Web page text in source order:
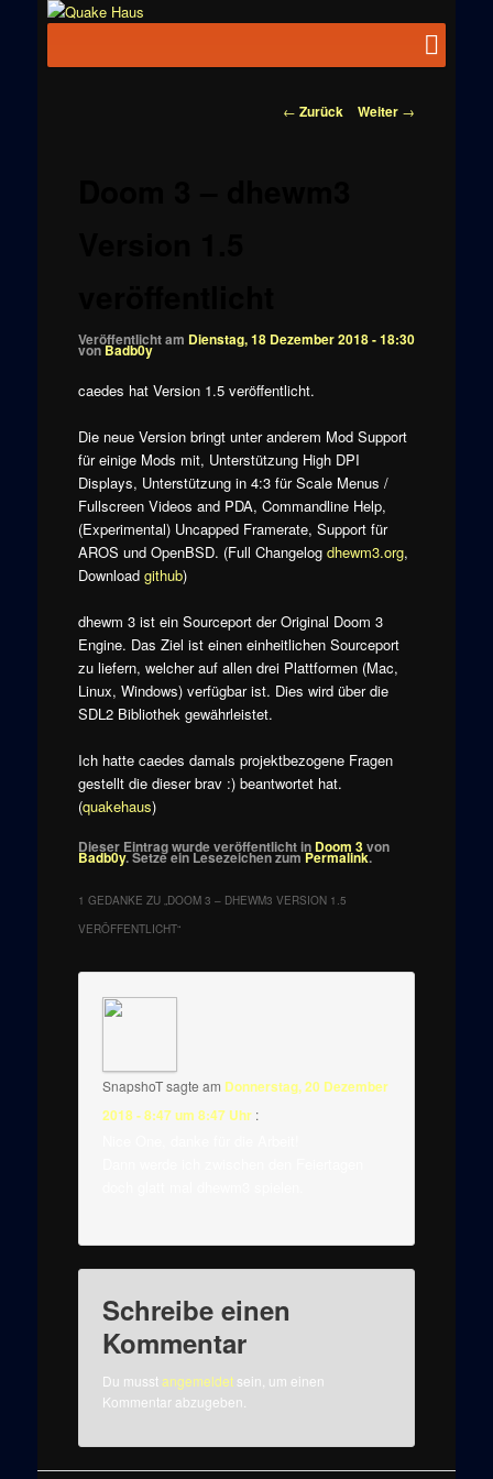
News zu
Beitragsnavigation
← Zurück Weiter →
Veröffentlicht am Dienstag, 18 Dezember 2018 - 18:30
vonBadb0y
caedes hat Version 1.5 veröffentlicht.
Die neue Version bringt unter anderem Mod Support
für einige Mods mit, Unterstützung High DPI
Displays, Unterstützung in 4:3 für Scale Menus /
Fullscreen Videos and PDA, Commandline Help,
(Experimental) Uncapped Framerate, Support für
AROS und OpenBSD. (Full Changelog dhewm3.org,
Download github)
dhewm 3 ist ein Sourceport der Original Doom 3
Engine. Das Ziel ist einen einheitlichen Sourceport
zu liefern, welcher auf allen drei Plattformen (Mac,
Linux, Windows) verfügbar ist. Dies wird über die
SDL2 Bibliothek gewährleistet.
Ich hatte caedes damals projektbezogene Fragen
gestellt die dieser brav :) beantwortet hat.
(quakehaus)
Dieser Eintrag wurde veröffentlicht in Doom 3von
Badb0y. Setze ein Lesezeichen zumPermalink.
1 GEDANKE ZU „DOOM 3 – DHEWM3 VERSION 1.5
VERÖFFENTLICHT“
SnapshoTsagte am Donnerstag, 20 Dezember
2018 - 8:47 um 8:47 Uhr :
Schreibe einen
Kommentar
Du musstangemeldetsein, um einen
Kommentar abzugeben.